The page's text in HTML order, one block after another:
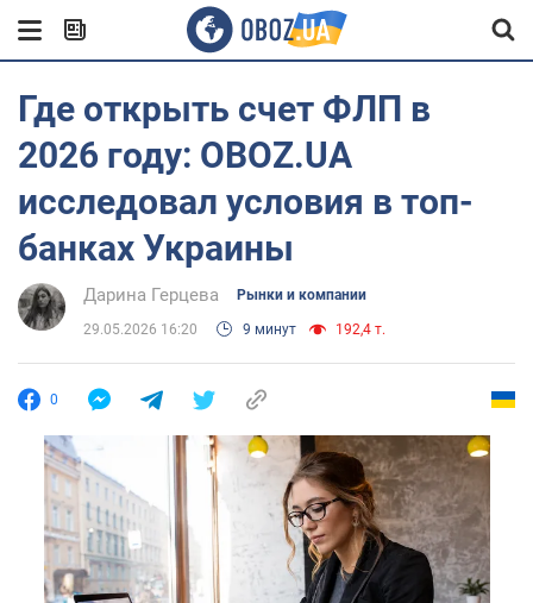
Где открыть счет ФЛП в
2026 году: OBOZ.UA
исследовал условия в топ-
банках Украины
Дарина Герцева Рынки и компании
29.05.2026 16:20 9 минут 192,4 т.
0